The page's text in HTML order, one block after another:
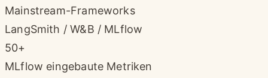
Mainstream-Frameworks
LangSmith / W&B / MLflow
50+
MLflow eingebaute Metriken